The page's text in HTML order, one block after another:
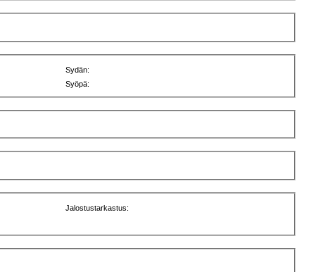
Sydän:
Syöpä:
Jalostustarkastus: